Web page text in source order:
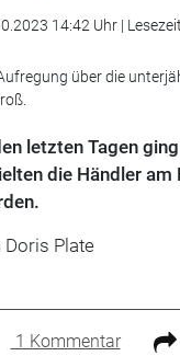
14:42 Uhr |
über die
letzten Tagen
die Händler am
Doris Plate
1 Kommentar